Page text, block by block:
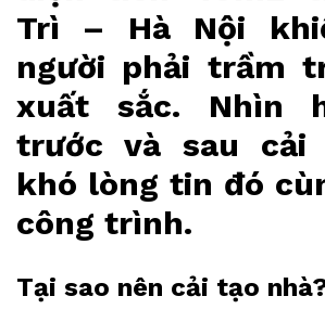
Trì – Hà Nội
người phải trầm
xuất sắc. Nhìn
trước và sau cải
khó lòng tin đó
công trình.
Tại sao nên cải tạo